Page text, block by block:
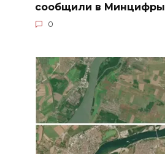
сообщили в Минцифры
0